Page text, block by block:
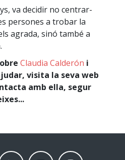
va decidir no centrar-
persones a trobar la
agrada, sinó també a
Claudia Calderón i
visita la seva web
amb ella, segur
Youtubeinstagram